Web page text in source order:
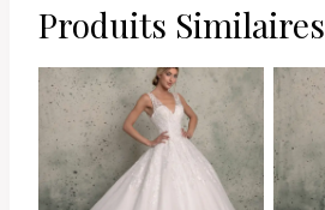
Produits Similaires